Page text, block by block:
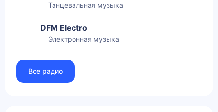
Танцевальная музыка
DFM Electro
Электронная музыка
Все радио